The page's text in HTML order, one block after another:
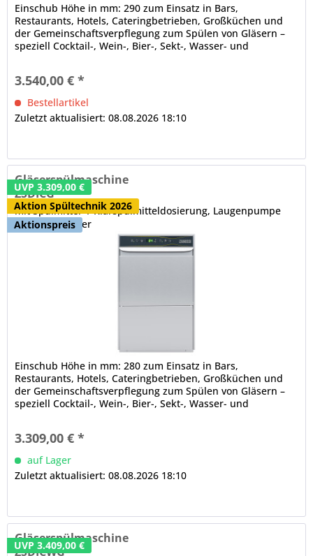
Einschub Höhe in mm: 290 zum Einsatz in Bars,
Restaurants, Hotels, Cateringbetrieben, Großküchen und
der Gemeinschaftsverpflegung zum Spülen von Gläsern –
speziell Cocktail-, Wein-, Bier-, Sekt-, Wasser- und
Spülarme / -Düsen / -Filter / -Waschtank, Anschlusskabel...
3.540,00 € *
Bestellartikel
Zuletzt aktualisiert: 08.08.2026 18:10
UVP 3.309,00 €
Aktion Spültechnik 2026
Aktionspreis
Gläserspülmaschine
ZSDICG
mit Spülmittel- / Klarspülmitteldosierung, Laugenpumpe
und Druckboiler
Einschub Höhe in mm: 280 zum Einsatz in Bars,
Restaurants, Hotels, Cateringbetrieben, Großküchen und
der Gemeinschaftsverpflegung zum Spülen von Gläsern –
speziell Cocktail-, Wein-, Bier-, Sekt-, Wasser- und
ergonomische Griffleiste integriertes Druckboilersystem,
austauschbare...
3.309,00 € *
auf Lager
Zuletzt aktualisiert: 08.08.2026 18:10
UVP 3.409,00 €
Gläserspülmaschine
ZSDICWG